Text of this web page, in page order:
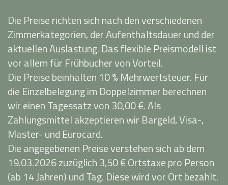
Die Preise richten sich nach den verschiedenen
Zimmerkategorien, der Aufenthaltsdauer und der
aktuellen Auslastung. Das flexible Preismodell ist
vor allem für Frühbucher von Vorteil.
Die Preise beinhalten 10 % Mehrwertsteuer. Für
die Einzelbelegung im Doppelzimmer berechnen
wir einen Tagessatz von 30,00 €. Als
Zahlungsmittel akzeptieren wir Bargeld, Visa-,
Master- und Eurocard.
Die angegebenen Preise verstehen sich ab dem
19.03.2026 zuzüglich 3,50 € Ortstaxe pro Person
(ab 14 Jahren) und Tag. Diese wird vor Ort bezahlt.